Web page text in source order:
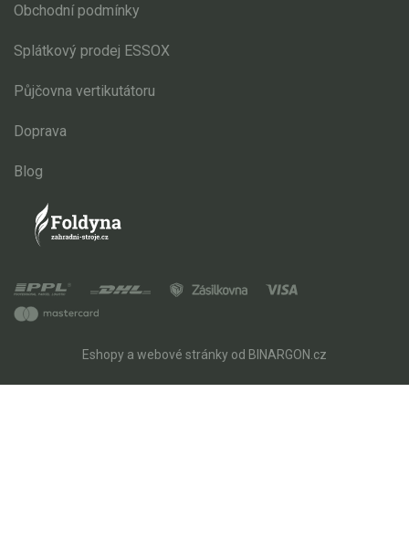
Obchodní podmínky
Splátkový prodej ESSOX
Půjčovna vertikutátoru
Doprava
Blog
Eshopy a webové stránky od BINARGON.cz